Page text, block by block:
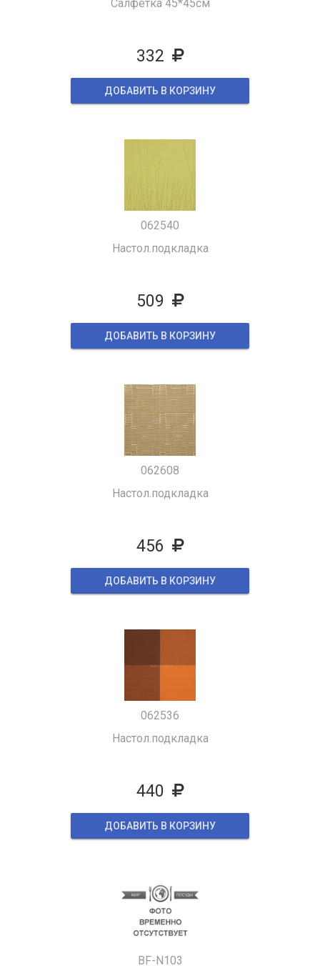
Салфетка 45*45см
332
ДОБАВИТЬ В КОРЗИНУ
062540
Настол.подкладка
509
ДОБАВИТЬ В КОРЗИНУ
062608
Настол.подкладка
456
ДОБАВИТЬ В КОРЗИНУ
062536
Настол.подкладка
440
ДОБАВИТЬ В КОРЗИНУ
BF-N103